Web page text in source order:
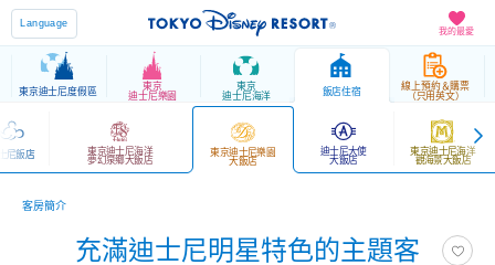
我的最愛
Language
東京迪士尼度假區
東京
迪士尼樂園
東京
迪士尼海洋
飯店住宿
線上預約＆購票
（只用英文）
尼飯店 東京迪士尼海洋
夢幻泉鄉大飯店
東京迪士尼樂園
大飯店
迪士尼大使
大飯店
東京迪士尼海洋
觀海景大飯店
客房簡介
充滿迪士尼明星特色的主題客